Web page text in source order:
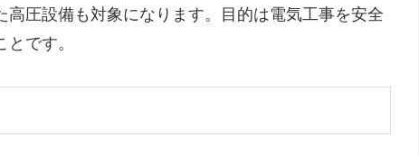
圧設備も対象になります。目的は電気工事を安全
です。